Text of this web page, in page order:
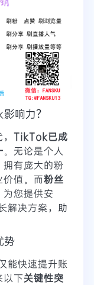
响力？
TikTok已成
。无论是个人
有庞大的粉
值。而粉丝
您提供安
解决方案，助
势
能快速提升账
以下关键性突